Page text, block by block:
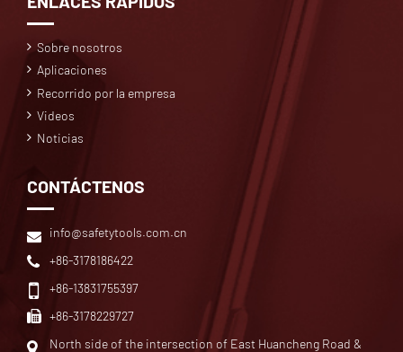
Sobre nosotros
Aplicaciones
Recorrido por la empresa
Videos
Noticias
CONTÁCTENOS
info@safetytools.com.cn
+86-3178186422
+86-13831755397
+86-3178229727
North side of the intersection of East Huancheng Road &